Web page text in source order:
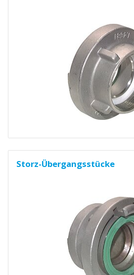
Storz-Übergangsstücke